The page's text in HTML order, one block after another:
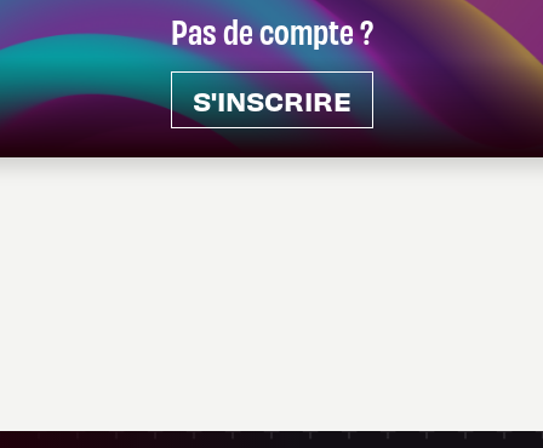
Pas de compte ?
S'INSCRIRE